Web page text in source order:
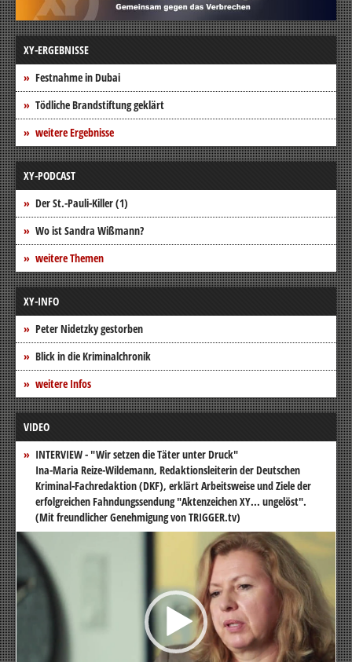
XY-ERGEBNISSE
Festnahme in Dubai
Tödliche Brandstiftung geklärt
weitere Ergebnisse
XY-PODCAST
Der St.-Pauli-Killer (1)
Wo ist Sandra Wißmann?
weitere Themen
XY-INFO
Peter Nidetzky gestorben
Blick in die Kriminalchronik
weitere Infos
VIDEO
INTERVIEW - "Wir setzen die Täter unter Druck"
Ina-Maria Reize-Wildemann, Redaktionsleiterin der Deutschen
Kriminal-Fachredaktion (DKF), erklärt Arbeitsweise und Ziele der
erfolgreichen Fahndungssendung "Aktenzeichen XY... ungelöst".
(Mit freundlicher Genehmigung von TRIGGER.tv)
Video-
Player